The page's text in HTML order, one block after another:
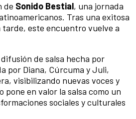
de Sonido Bestial, una jornada
Tras una exitosa
este encuentro vuelve a
de salsa hecha por
por Diana, Cúrcuma y Juli,
visibilizando nuevas voces y
en valor la salsa como un
sociales y culturales